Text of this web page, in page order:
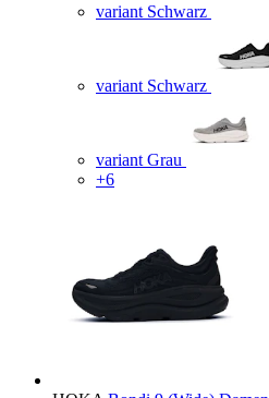
variant Schwarz
variant Schwarz
variant Grau
+6